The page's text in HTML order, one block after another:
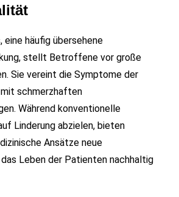
eine häufig übersehene
stellt Betroffene vor große
Sie vereint die Symptome der
schmerzhaften
Während konventionelle
Linderung abzielen, bieten
Ansätze neue
Leben der Patienten nachhaltig